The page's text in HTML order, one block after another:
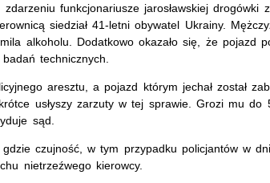
funkcjonariusze jarosławskiej
siedział 41-letni obywatel Ukrainy.
alkoholu. Dodatkowo okazało się, że pojazd
technicznych.
aresztu, a pojazd którym jechał został
usłyszy zarzuty w tej sprawie. Grozi mu
sąd.
gdzie czujność, w tym przypadku policjantów w
nietrzeźwego kierowcy.